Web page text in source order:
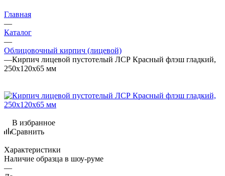
Главная
—
Каталог
—
Облицовочный кирпич (лицевой)
—Кирпич лицевой пустотелый ЛСР Красный флэш гладкий,
250x120x65 мм
В избранное
Сравнить
Характеристики
Наличие образца в шоу-руме
—